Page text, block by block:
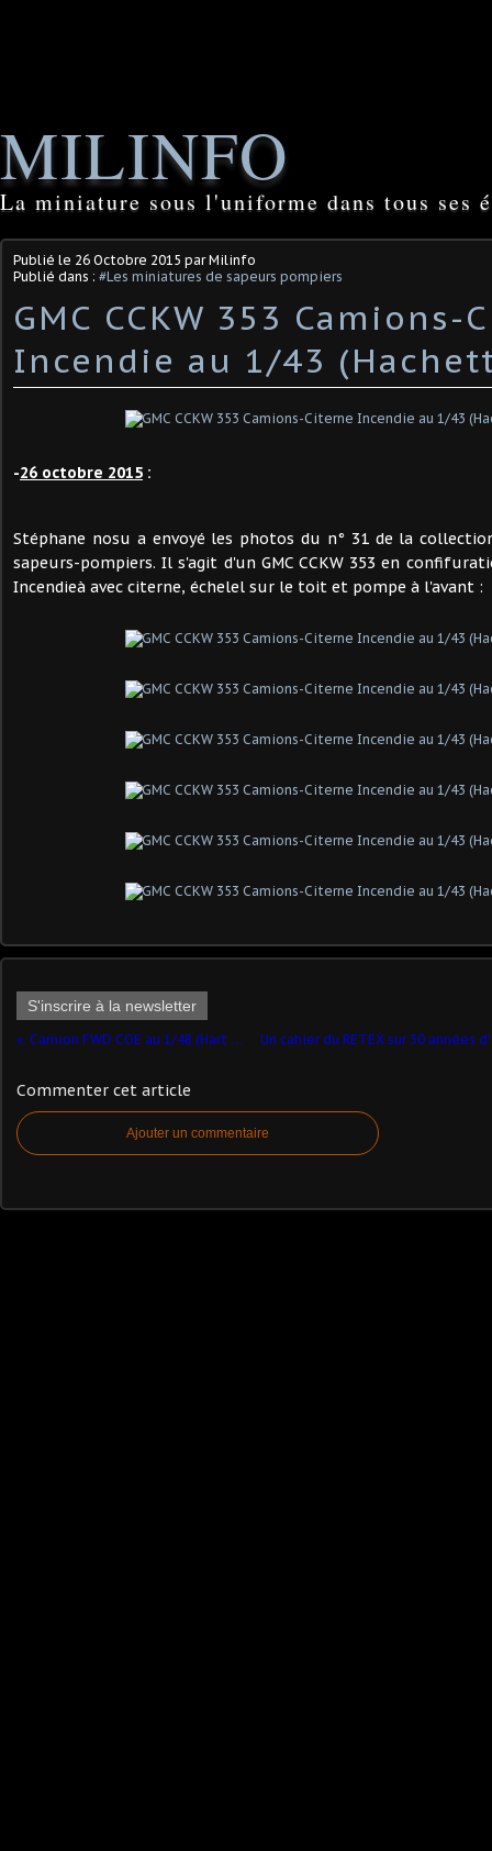
MILINFO
La miniature sous l'uniforme dans tous ses
Publié le 26 Octobre 2015 par Milinfo
Publié dans : #Les miniatures de sapeurs pompiers
GMC CCKW 353 Camions-
Incendie au 1/43
-26 octobre 2015 :
Stéphane nosu a envoyé les photos du n° 31 de la
sapeurs-pompiers. Il s'agit d'un GMC CCKW 353 en
Incendieà avec citerne, échelel sur le toit et pompe à l'avant :
S'inscrire à la newsletter
Camion FWD COE au 1/48 (Hart Models)
Commenter cet article
Ajouter un commentaire